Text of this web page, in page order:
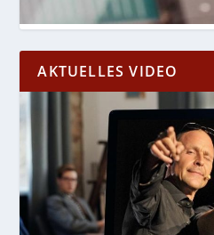
AKTUELLES VIDEO